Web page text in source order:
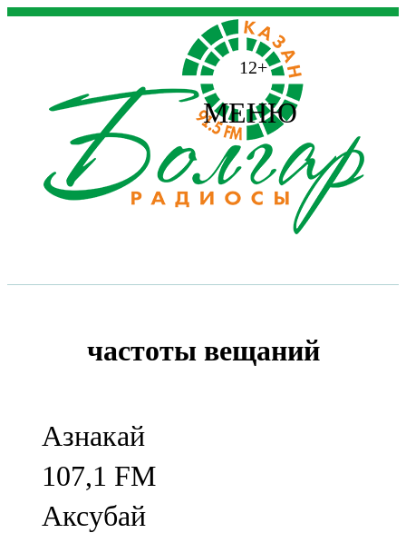
12+
МЕНЮ
частоты вещаний
Азнакай
107,1 FM
Аксубай